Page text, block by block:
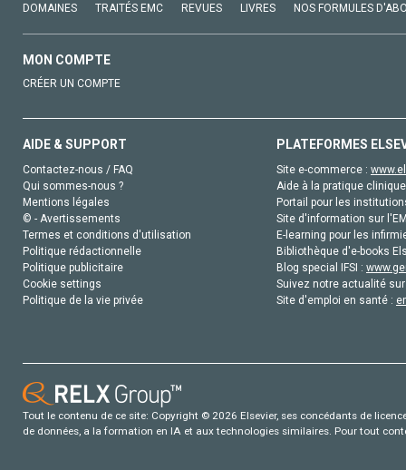
DOMAINES TRAITÉS EMC REVUES LIVRES NOS FORMULES
MON COMPTE
CRÉER UN COMPTE
AIDE & SUPPORT
Contactez-nous / FAQ
Qui sommes-nous ?
Mentions légales
© - Avertissements
Termes et conditions d'utilisation
Politique rédactionnelle
Politique publicitaire
Cookie settings
Politique de la vie privée
PLATEFORMES
Site e-commerce :
Aide à la pratique
Portail pour les
Site d'information sur
E-learning pour les
Bibliothèque d'e-books
Blog special IFSI :
Suivez notre actualité
Site d'emploi en santé :
Tout le contenu de ce site: Copyright © 2026 Elsevier, ses concédants de
de données, a la formation en IA et aux technologies similaires. Pour tout